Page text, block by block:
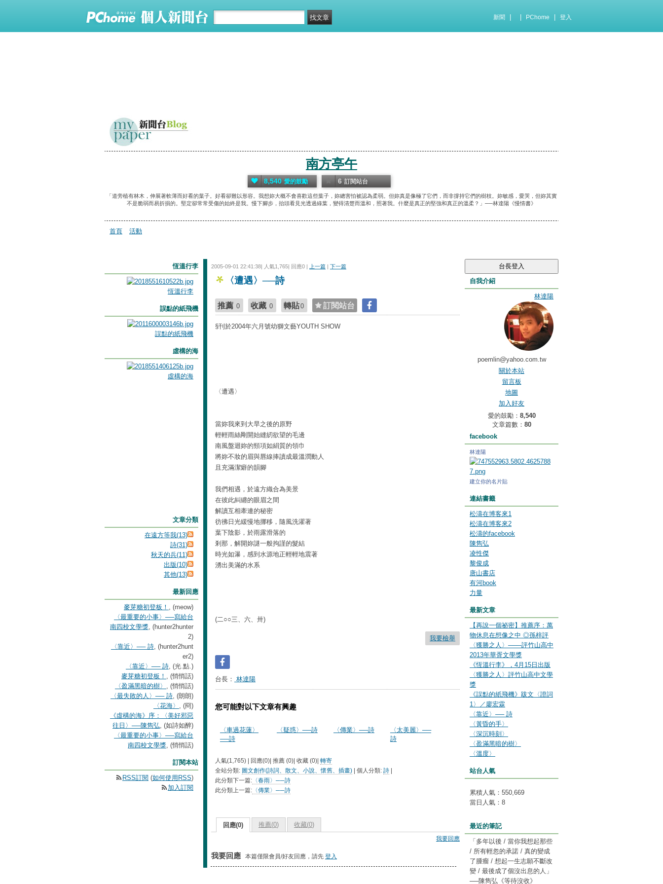
新聞 PChome 登入
南方亭午
「道旁植有林木，伸展著軟薄而好看的葉子。好看卻難以形容。我想妳大概不會喜歡這些葉子，妳總害怕被認為柔弱。但妳真是像極了它們，而非撐持它們的樹枝。妳敏感，愛哭，但妳其實
不是脆弱而易折損的。堅定卻常常受傷的始終是我。慢下腳步，抬頭看見光透過綠葉，變得清楚而溫和，照著我。什麼是真正的堅強和真正的溫柔？」──林達陽《慢情書》
8,540 愛的鼓勵 6 訂閱站台
首頁 活動
2005-09-01 22:41:38| 人氣1,765| 回應0 | 上一篇 | 下一篇
〈遭遇〉──詩
推薦 0 收藏 0 轉貼0 訂閱站台
§刊於2004年六月號幼獅文藝YOUTH SHOW
〈遭遇〉
當妳我來到大旱之後的原野
輕輕雨絲剛開始縫紉欲望的毛邊
南風盤迴妳的頸項如絹質的領巾
將妳不妝的眉與唇線捧讀成最溫潤動人
且充滿潔癖的韻腳
我們相遇，於遠方織合為美景
在彼此糾纏的眼眉之間
解讀互相牽連的秘密
彷彿日光緩慢地挪移，隨風洗濯著
葉下陰影，於雨露滑落的
剎那，解開妳謎一般拘謹的髮結
時光如瀑，感到水源地正輕輕地震著
湧出美滿的水系
(二○○三、六、卅)
我要檢舉
台長： 林達陽
您可能對以下文章有興趣
〈車過花蓮〉
──詩
〈疑惑〉──詩 〈傳業〉──詩
〈太美麗〉──
詩
人氣(1,765) | 回應(0)| 推薦 (0)| 收藏 (0)| 轉寄
全站分類: 圖文創作(詩詞、散文、小說、懷舊、插畫) | 個人分類: 詩
此分類下一篇: 〈春雨〉──詩
此分類上一篇: 〈傳業〉──詩
回應(0) 推薦(0) 收藏(0)
我要回應
我要回應 本篇僅限會員/好友回應，請先 登入
自我介紹
林達陽
poemlin@yahoo.com.tw
關於本站
留言板
地圖
加入好友
愛的鼓勵： 8,540
文章篇數： 80
facebook
林達陽
建立你的名片貼
連結書籤
松濤在博客來1
松濤在博客來2
松濤的facebook
陳雋弘
凌性傑
黎俊成
唐山書店
有河book
力量
最新文章
【再說一個祕密】推薦序：萬
物休息在想像之中 ◎孫梓評
〈獲勝之人〉───評竹山高中
2013年華胥文學獎
《恆溫行李》，4月15日出版
〈獲勝之人〉評竹山高中文學
獎
《誤點的紙飛機》跋文〈證詞
1〉／廖宏霖
〈靠近〉── 詩
〈黃昏的手〉
〈深沉時刻〉
〈盈滿黑暗的樹〉
〈溫度〉
站台人氣
累積人氣： 550,669
當日人氣： 8
最近的筆記
「多年以後 / 當你我想起那些
/ 所有輕忽的承諾 / 真的變成
了腫瘤 / 想起一生志願不斷改
變 / 最後成了個沒出息的人」
──陳雋弘《等待沒收》
恆溫行李
恆溫行李
誤點的紙飛機
誤點的紙飛機
虛構的海
虛構的海
文章分類
在遠方等我(13)
詩(31)
秋天的兵(11)
出版(10)
其他(13)
最新回應
麥芽糖初登板！ , (meow)
〈最重要的小事〉──寫給台
南四校文學獎, (hunter2hunter
2)
〈靠近〉── 詩, (hunter2hunt
er2)
〈靠近〉── 詩, (光.點.)
麥芽糖初登板！ , (悄悄話)
〈盈滿黑暗的樹〉 , (悄悄話)
〈最失敗的人〉── 詩, (朗朗)
〈花海〉 , (冏)
《虛構的海》序：〈美好邪惡
往日〉──陳雋弘, (如詩如醉)
〈最重要的小事〉──寫給台
南四校文學獎, (悄悄話)
訂閱本站
RSS訂閱 (如何使用RSS)
加入訂閱